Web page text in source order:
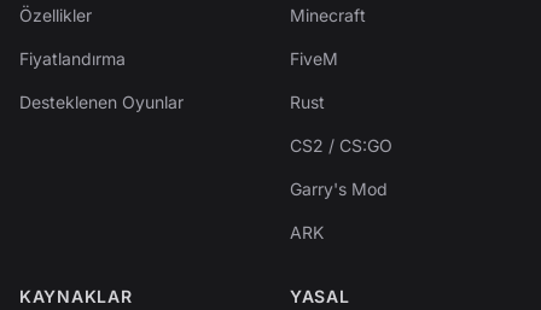
Özellikler
Fiyatlandırma
Desteklenen Oyunlar
Minecraft
FiveM
Rust
CS2 / CS:GO
Garry's Mod
ARK
KAYNAKLAR YASAL